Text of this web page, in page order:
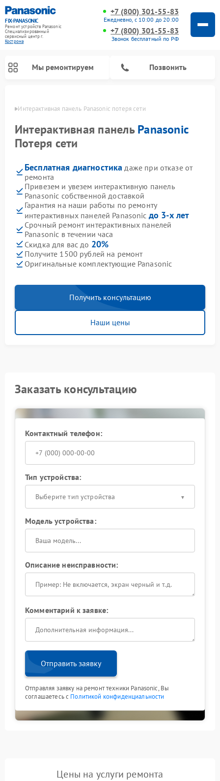
FIX-PANASONIC
Ремонт устройств Panasonic
Специализированный
cервисный центр г.
Кострома
+7 (800) 301-55-83
Ежедневно, с 10:00 до 20:00
+7 (800) 301-55-83
Звонок бесплатный по РФ
Мы ремонтируем Позвонить
Интерактивная панель Panasonic потеря сети
Интерактивная панельPanasonic
Потеря сети
Бесплатная диагностика даже при отказе от
ремонта
Привезем и увезем интерактивную панель
Panasonic собственной доставкой
Гарантия на наши работы по ремонту
интерактивных панелей Panasonic до 3-х лет
Срочный ремонт интерактивных панелей
Panasonic в течении часа
Скидка для вас до 20%
Получите 1500 рублей на ремонт
Оригинальные комплектующие Panasonic
Получить консультацию
Наши цены
Заказать консультацию
Контактный телефон:
Тип устройства:
Выберите тип устройства
Модель устройства:
Описание неисправности:
Комментарий к заявке:
Отправить заявку
Отправляя заявку на ремонт техники Panasonic, Вы
соглашаетесь с Политикой конфиденциальности
Цены на услуги ремонта